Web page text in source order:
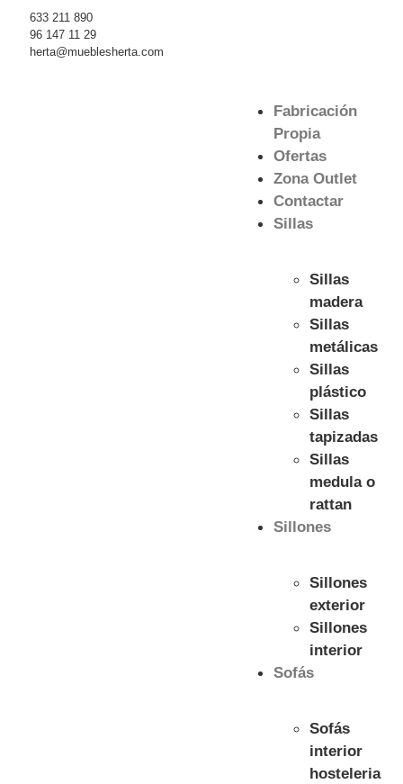
633 211 890
96 147 11 29
herta@mueblesherta.com
Fabricación
Propia
Ofertas
Zona Outlet
Contactar
Sillas
Sillas
madera
Sillas
metálicas
Sillas
plástico
Sillas
tapizadas
Sillas
medula o
rattan
Sillones
Sillones
exterior
Sillones
interior
Sofás
Sofás
interior
hosteleria